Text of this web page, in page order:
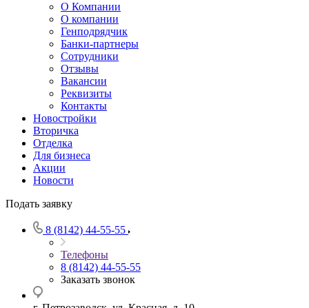
О Компании
О компании
Генподрядчик
Банки-партнеры
Сотрудники
Отзывы
Вакансии
Реквизиты
Контакты
Новостройки
Вторичка
Отделка
Для бизнеса
Акции
Новости
Подать заявку
8 (8142) 44-55-55
Телефоны
8 (8142) 44-55-55
Заказать звонок